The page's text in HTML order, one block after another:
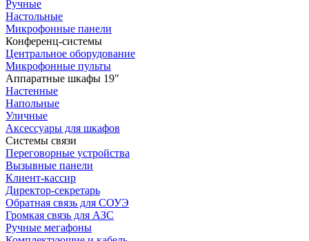
Ручные
Настольные
Микрофонные панели
Конференц-системы
Центральное оборудование
Микрофонные пульты
Аппаратные шкафы 19"
Настенные
Напольные
Уличные
Аксессуары для шкафов
Системы связи
Переговорные устройства
Вызывные панели
Клиент-кассир
Директор-секретарь
Обратная связь для СОУЭ
Громкая связь для АЗС
Ручные мегафоны